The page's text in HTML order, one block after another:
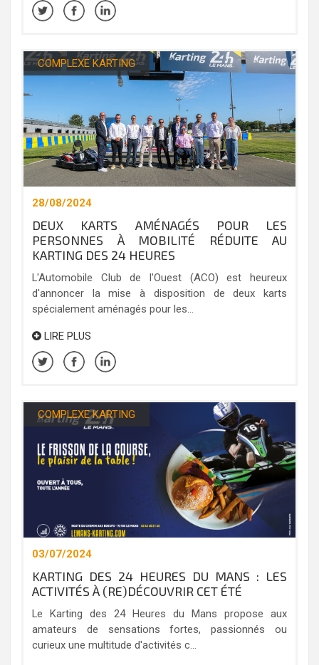
COMPLEXE KARTING
28/08/2024
DEUX KARTS AMÉNAGÉS POUR LES
PERSONNES À MOBILITÉ RÉDUITE AU
KARTING DES 24 HEURES
L'Automobile Club de l'Ouest (ACO) est heureux
d'annoncer la mise à disposition de deux karts
spécialement aménagés pour les...
LIRE PLUS
COMPLEXE KARTING
03/07/2024
KARTING DES 24 HEURES DU MANS : LES
ACTIVITÉS À (RE)DÉCOUVRIR CET ÉTÉ
Le Karting des 24 Heures du Mans propose aux
amateurs de sensations fortes, passionnés ou
curieux une multitude d'activités c...